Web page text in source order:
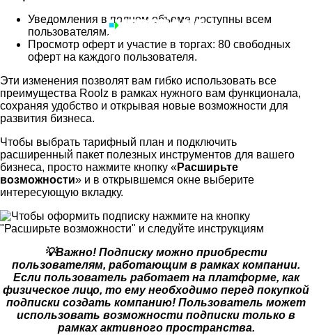
Уведомления в полном объеме доступны всем
пользователям.
Просмотр оферт и участие в торгах: 80 свободных
оферт на каждого пользователя.
Эти изменения позволят вам гибко использовать все
преимущества Roolz в рамках нужного вам функционала,
сохраняя удобство и открывая новые возможности для
развития бизнеса.
Чтобы выбрать тарифный план и подключить
расширенный пакет полезных инструментов для вашего
бизнеса, просто нажмите кнопку «Расширьте
возможности» и в открывшемся окне выберите
интересующую вкладку.
💡Важно! Подписку можно приобрести
пользователям, работающим в рамках компании.
Если пользователь работает на платформе, как
физическое лицо, то ему необходимо перед покупкой
подписки создать компанию! Пользователь может
использовать возможности подписки только в
рамках активного пространства.